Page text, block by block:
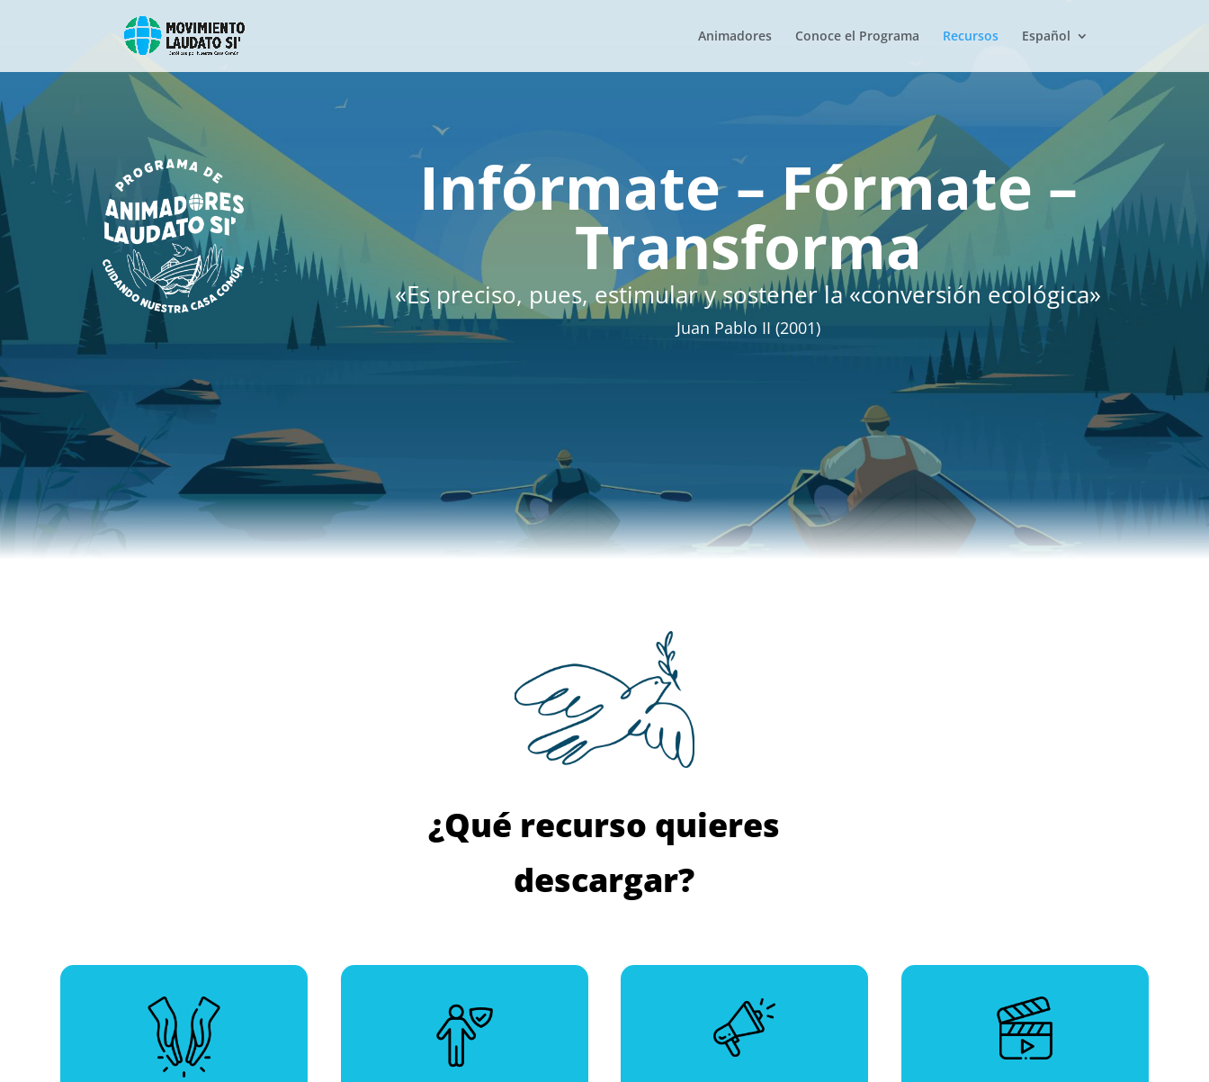
Animadores Conoce el Programa Recursos Español
Infórmate – Fórmate –
Transforma
«Es preciso, pues, estimular y sostener la «conversión ecológica»
Juan Pablo II (2001)
¿Qué recurso quieres
descargar?